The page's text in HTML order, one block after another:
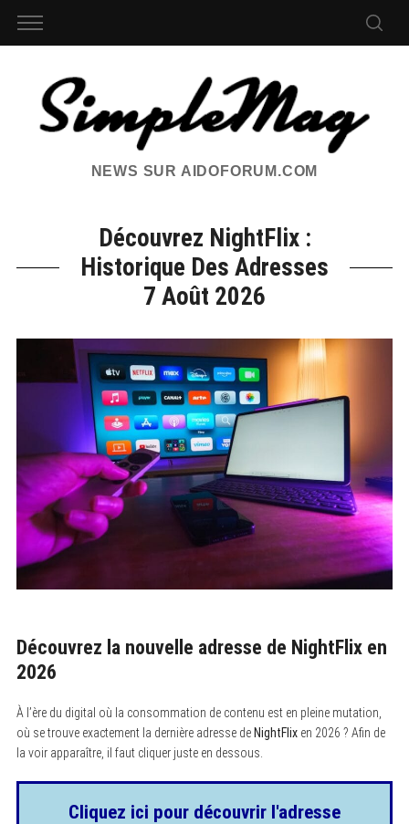
NEWS SUR AIDOFORUM.COM
Découvrez NightFlix :
Historique Des Adresses
7 Août 2026
Découvrez la nouvelle adresse de NightFlix en
2026
À l’ère du digital où la consommation de contenu est en pleine mutation,
où se trouve exactement la dernière adresse de NightFlixen 2026 ? Afin de
la voir apparaître, il faut cliquer juste en dessous.
Cliquez ici pour découvrir l'adresse